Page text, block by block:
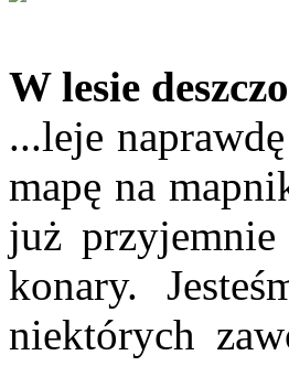
W lesie
...leje
mapę na
już przyjemnie
konary.
niektórych